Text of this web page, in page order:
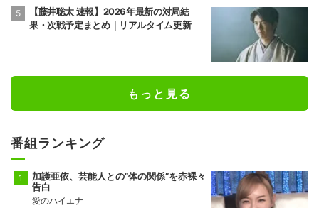
【藤井聡太 速報】2026年最新の対局結
果・次戦予定まとめ｜リアルタイム更新
もっと見る
番組ランキング
加護亜依、芸能人との“体の関係”を赤裸々
告白
愛のハイエナ